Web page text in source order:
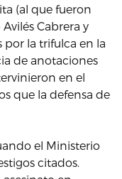
(al que fueron
Cabrera y
por la trifulca en la
de anotaciones
en el
que la defensa de
el Ministerio
citados.